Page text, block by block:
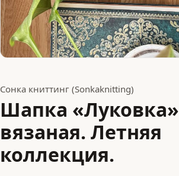
Сонка книттинг (Sonkaknitting)
Шапка «Луковка»
вязаная. Летняя
коллекция.